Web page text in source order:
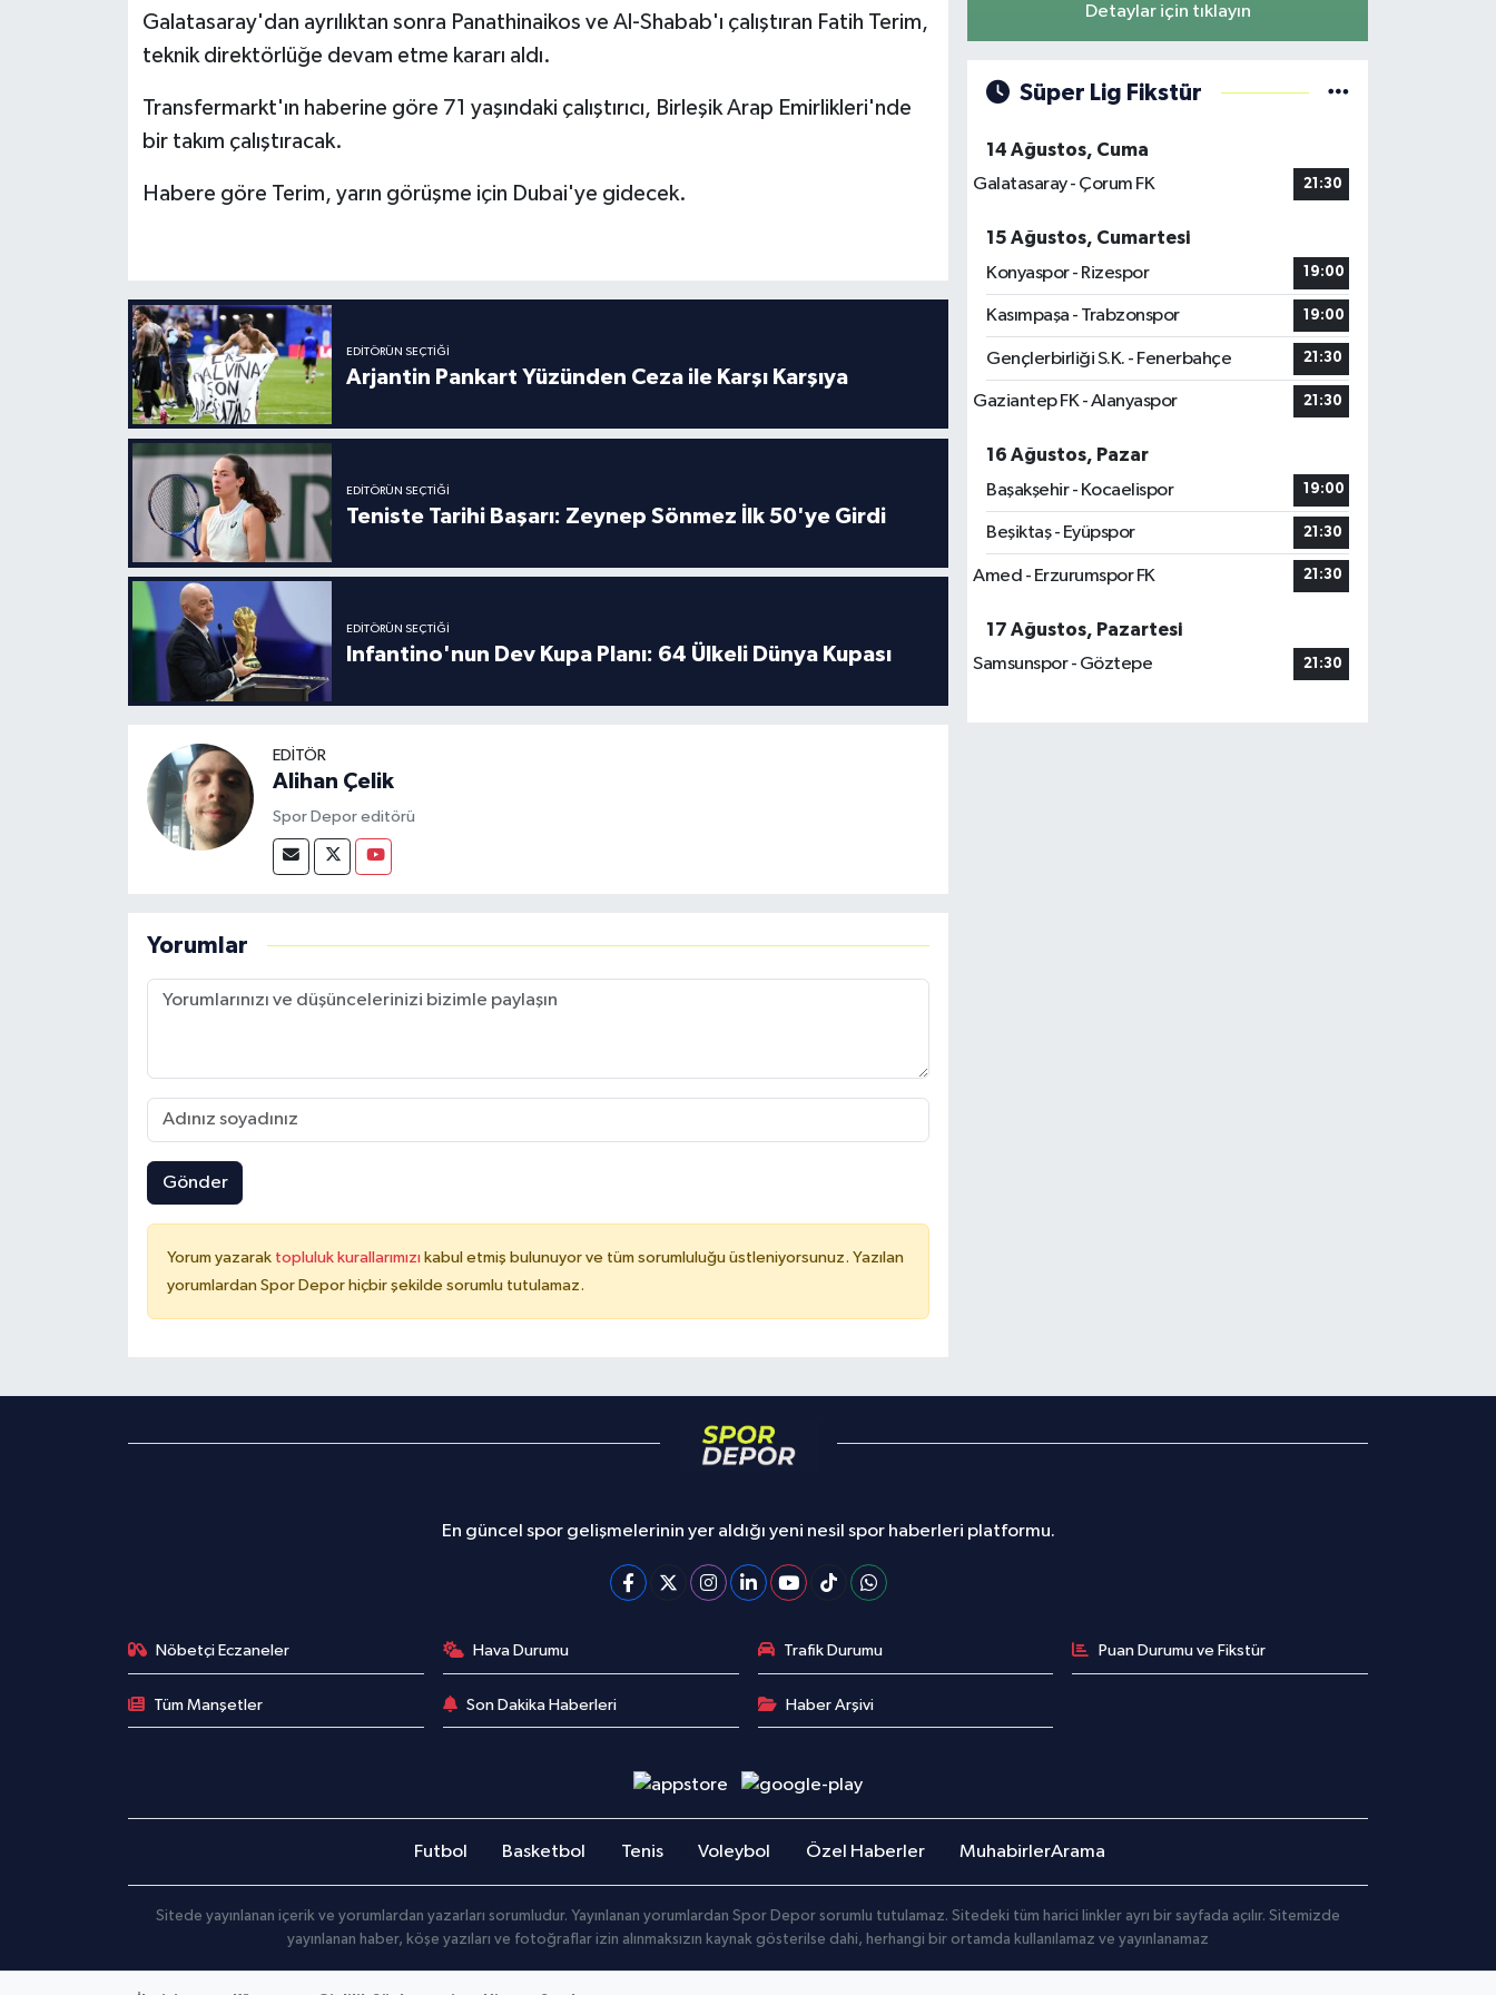
Galatasaray'dan ayrılıktan sonra Panathinaikos ve Al-Shabab'ı çalıştıran Fatih Terim,
teknik direktörlüğe devam etme kararı aldı.
Transfermarkt'ın haberine göre 71 yaşındaki çalıştırıcı, Birleşik Arap Emirlikleri'nde
bir takım çalıştıracak.
Habere göre Terim, yarın görüşme için Dubai'ye gidecek.
EDITÖRÜN SEÇTIĞI
Arjantin Pankart Yüzünden Ceza ile Karşı Karşıya
EDITÖRÜN SEÇTIĞI
Teniste Tarihi Başarı: Zeynep Sönmez İlk 50'ye Girdi
EDITÖRÜN SEÇTIĞI
Infantino'nun Dev Kupa Planı: 64 Ülkeli Dünya Kupası
EDITÖR
Alihan Çelik
Spor Depor editörü
Yorumlar
Gönder
Yorum yazarak topluluk kurallarımızı kabul etmiş bulunuyor ve tüm sorumluluğu üstleniyorsunuz. Yazılan
yorumlardan Spor Depor hiçbir şekilde sorumlu tutulamaz.
Detaylar için tıklayın
Süper Lig Fikstür
14 Ağustos, Cuma
Galatasaray - Çorum FK
21:30
15 Ağustos, Cumartesi
Konyaspor - Rizespor
19:00
Kasımpaşa - Trabzonspor 19:00
Gençlerbirliği S.K. - Fenerbahçe 21:30
Gaziantep FK - Alanyaspor 21:30
16 Ağustos, Pazar
Başakşehir - Kocaelispor
19:00
Beşiktaş - Eyüpspor 21:30
Amed - Erzurumspor FK 21:30
17 Ağustos, Pazartesi
Samsunspor - Göztepe
21:30
En güncel spor gelişmelerinin yer aldığı yeni nesil spor haberleri platformu.
Nöbetçi Eczaneler Hava Durumu Trafik Durumu Puan Durumu ve Fikstür
Tüm Manşetler Son Dakika Haberleri Haber Arşivi
Futbol Basketbol Tenis Voleybol Özel Haberler MuhabirlerArama
Sitede yayınlanan içerik ve yorumlardan yazarları sorumludur. Yayınlanan yorumlardan Spor Depor sorumlu tutulamaz. Sitedeki tüm harici linkler ayrı bir sayfada açılır. Sitemizde
yayınlanan haber, köşe yazıları ve fotoğraflar izin alınmaksızın kaynak gösterilse dahi, herhangi bir ortamda kullanılamaz ve yayınlanamaz
Türkiye Basketbol Ligi
Kadınlar Basketbol Ligi
Hentbol
At Yarışı
Motor Sporları
Diğer Spor Dalları